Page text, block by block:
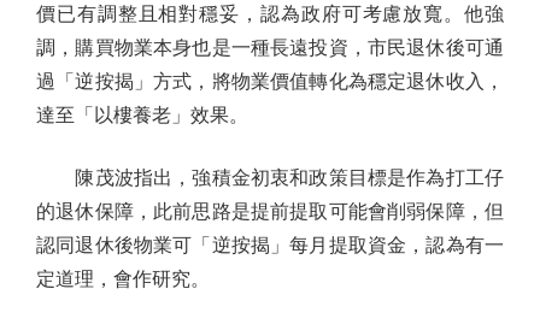
價已有調整且相對穩妥，認為政府可考慮放寬。他強
調，購買物業本身也是一種長遠投資，市民退休後可通
過「逆按揭」方式，將物業價值轉化為穩定退休收入，
達至「以樓養老」效果。
陳茂波指出，強積金初衷和政策目標是作為打工仔
的退休保障，此前思路是提前提取可能會削弱保障，但
認同退休後物業可「逆按揭」每月提取資金，認為有一
定道理，會作研究。